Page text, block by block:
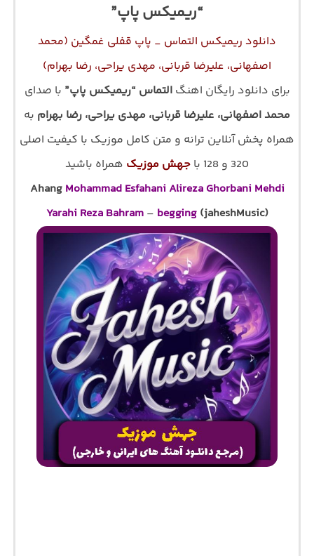
“ریمیکس پاپ”
دانلود ریمیکس التماس _ پاپ قفلی غمگین (محمد
اصفهانی، علیرضا قربانی، مهدی یراحی، رضا بهرام)
برای دانلود رایگان اهنگالتماس “ریمیکس پاپ” با صدای
محمد اصفهانی، علیرضا قربانی، مهدی یراحی، رضا بهرام به
همراه پخش آنلاین ترانه و متن کامل موزیک با کیفیت اصلی
320 و 128 با
جهش موزیک همراه باشید
Ahang Mohammad Esfahani Alireza Ghorbani Mehdi
Yarahi Reza Bahram– begging(jaheshMusic)